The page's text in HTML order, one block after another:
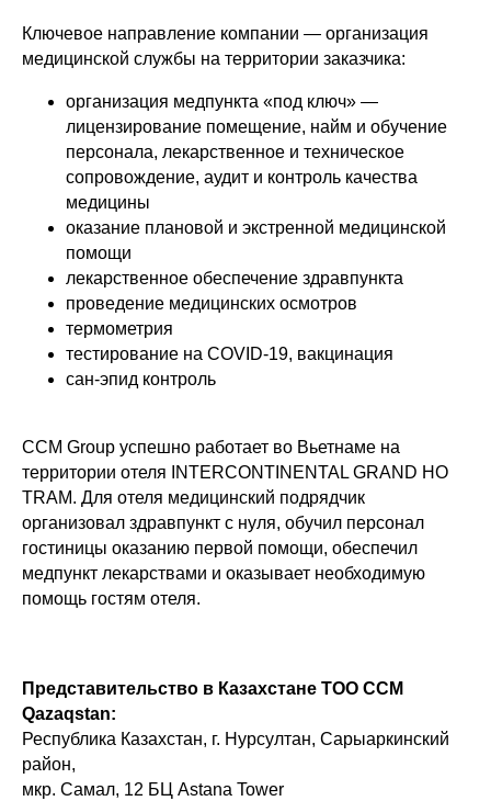
Ключевое направление компании — организация
медицинской службы на территории заказчика:
организация медпункта «под ключ» —
лицензирование помещение, найм и обучение
персонала, лекарственное и техническое
сопровождение, аудит и контроль качества
медицины
оказание плановой и экстренной медицинской
помощи
лекарственное обеспечение здравпункта
проведение медицинских осмотров
термометрия
тестирование на COVID-19, вакцинация
сан-эпид контроль
CCM Group успешно работает во Вьетнаме на
территории отеля INTERCONTINENTAL GRAND HO
TRAM. Для отеля медицинский подрядчик
организовал здравпункт с нуля, обучил персонал
гостиницы оказанию первой помощи, обеспечил
медпункт лекарствами и оказывает необходимую
помощь гостям отеля.
Представительство в Казахстане ТОО ССМ
Qazaqstan:
Республика Казахстан, г. Нурсултан, Сарыаркинский
район,
мкр. Самал, 12 БЦ Astana Tower